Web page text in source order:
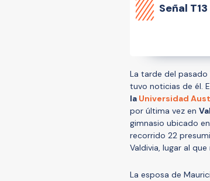
Señal
La tarde del pasado
tuvo noticias de él.
la Universidad
por última vez en
gimnasio ubicado
recorrido 22
Valdivia, lugar al que
La esposa de